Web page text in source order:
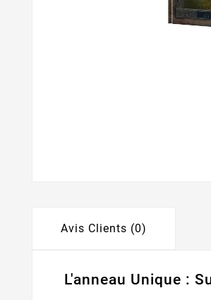
Avis Clients (0)
L'anneau Unique :